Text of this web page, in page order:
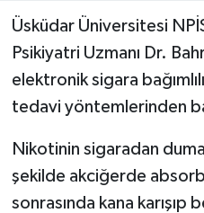
Üsküdar Üniversitesi
Psikiyatri Uzmanı Dr.
elektronik sigara
tedavi yöntemlerinden
Nikotinin sigaradan
şekilde akciğerde
sonrasında kana karışıp